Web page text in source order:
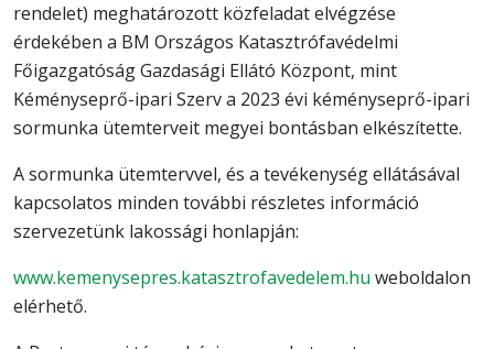
rendelet) meghatározott közfeladat elvégzése
érdekében a BM Országos Katasztrófavédelmi
Főigazgatóság Gazdasági Ellátó Központ, mint
Kéményseprő-ipari Szerv a 2023 évi kéményseprő-ipari
sormunka ütemterveit megyei bontásban elkészítette.
A sormunka ütemtervvel, és a tevékenység ellátásával
kapcsolatos minden további részletes információ
szervezetünk lakossági honlapján:
www.kemenysepres.katasztrofavedelem.hu weboldalon
elérhető.